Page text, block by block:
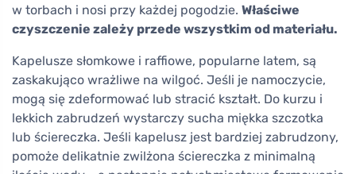
w torbach i nosi przy każdej pogodzie. Właściwe
czyszczenie zależy przede wszystkim od materiału.
Kapelusze słomkowe i raffiowe, popularne latem, są
zaskakująco wrażliwe na wilgoć. Jeśli je namoczycie,
mogą się zdeformować lub stracić kształt. Do kurzu i
lekkich zabrudzeń wystarczy sucha miękka szczotka
lub ściereczka. Jeśli kapelusz jest bardziej zabrudzony,
pomoże delikatnie zwilżona ściereczka z minimalną